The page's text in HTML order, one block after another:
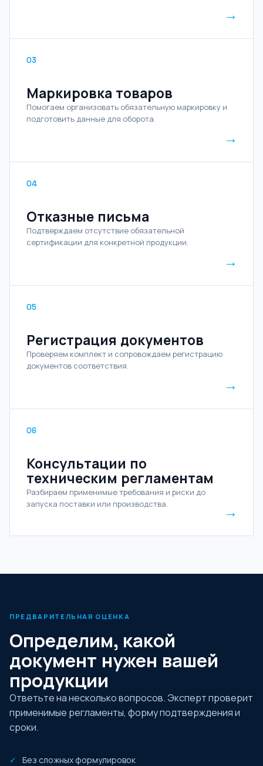
→
03
Маркировка товаров
Помогаем организовать обязательную маркировку и
подготовить данные для оборота.
→
04
Отказные письма
Подтверждаем отсутствие обязательной
сертификации для конкретной продукции.
→
05
Регистрация документов
Проверяем комплект и сопровождаем регистрацию
документов соответствия.
→
06
Консультации по
техническим регламентам
Разбираем применимые требования и риски до
запуска поставки или производства.
→
ПРЕДВАРИТЕЛЬНАЯ ОЦЕНКА
Определим, какой
документ нужен вашей
продукции
Ответьте на несколько вопросов. Эксперт проверит
применимые регламенты, форму подтверждения и
сроки.
Без сложных формулировок